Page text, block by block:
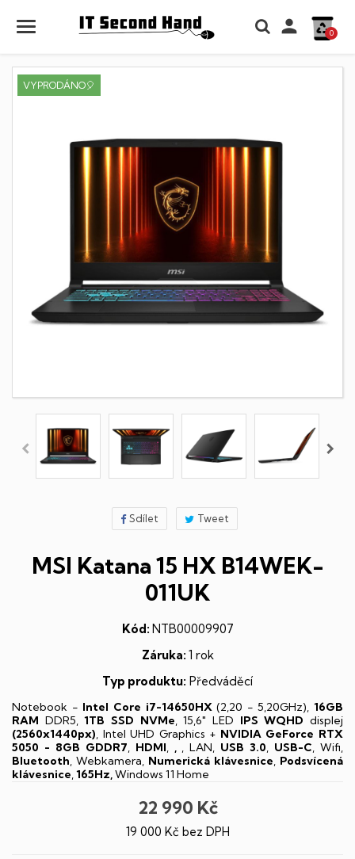
 0
VYPRODÁNO🎈
Sdílet Tweet
MSI Katana 15 HX B14WEK-
011UK
Kód: NTB00009907
Záruka: 1 rok
Typ produktu: Předváděcí
Notebook - Intel Core i7-14650HX(2,20 - 5,20GHz), 16GB
RAM DDR5,1TB SSD NVMe, 15,6" LED IPS WQHD displej
(2560x1440px), Intel UHD Graphics + NVIDIA GeForce RTX
5050 - 8GB GDDR7, HDMI, ,, LAN, USB 3.0, USB-C, Wifi,
Bluetooth, Webkamera, Numerická klávesnice, Podsvícená
klávesnice,165Hz,Windows 11 Home
22 990 Kč
19 000 Kč bez DPH